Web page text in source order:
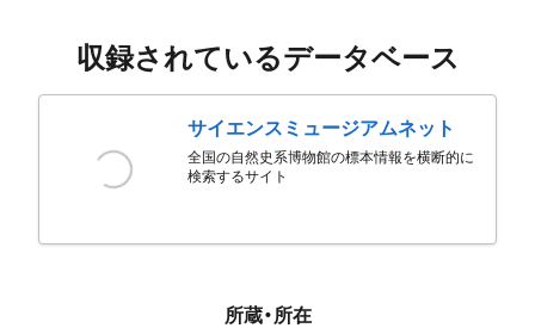
収録されているデータベース
サイエンスミュージアムネット
全国の自然史系博物館の標本情報を横断的に
検索するサイト
所蔵・所在